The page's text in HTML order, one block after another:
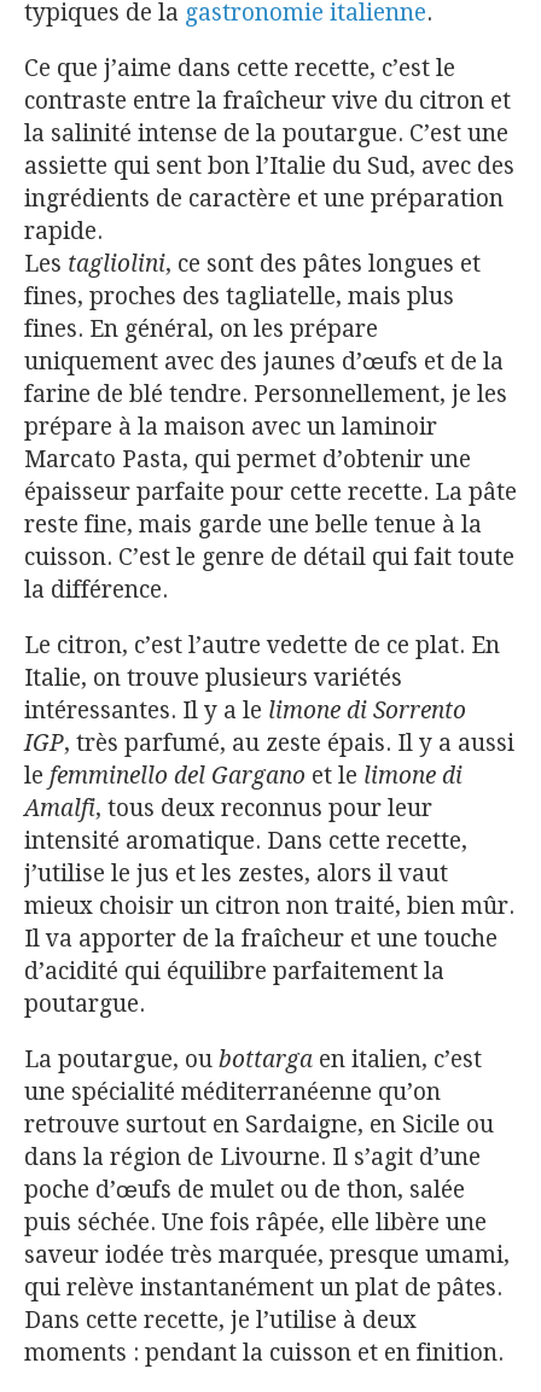
typiques de la gastronomie italienne.
Ce que j’aime dans cette recette, c’est le
contraste entre la fraîcheur vive du citron et
la salinité intense de la poutargue. C’est une
assiette qui sent bon l’Italie du Sud, avec des
ingrédients de caractère et une préparation
rapide.
Les tagliolini, ce sont des pâtes longues et
fines, proches des tagliatelle, mais plus
fines. En général, on les prépare
uniquement avec des jaunes d’œufs et de la
farine de blé tendre. Personnellement, je les
prépare à la maison avec un laminoir
Marcato Pasta, qui permet d’obtenir une
épaisseur parfaite pour cette recette. La pâte
reste fine, mais garde une belle tenue à la
cuisson. C’est le genre de détail qui fait toute
la différence.
Le citron, c’est l’autre vedette de ce plat. En
Italie, on trouve plusieurs variétés
intéressantes. Il y a le limone di Sorrento
IGP, très parfumé, au zeste épais. Il y a aussi
le femminello del Gargano et le limone di
Amalfi, tous deux reconnus pour leur
intensité aromatique. Dans cette recette,
j’utilise le jus et les zestes, alors il vaut
mieux choisir un citron non traité, bien mûr.
Il va apporter de la fraîcheur et une touche
d’acidité qui équilibre parfaitement la
poutargue.
La poutargue, ou bottarga en italien, c’est
une spécialité méditerranéenne qu’on
retrouve surtout en Sardaigne, en Sicile ou
dans la région de Livourne. Il s’agit d’une
poche d’œufs de mulet ou de thon, salée
puis séchée. Une fois râpée, elle libère une
saveur iodée très marquée, presque umami,
qui relève instantanément un plat de pâtes.
Dans cette recette, je l’utilise à deux
moments : pendant la cuisson et en finition.